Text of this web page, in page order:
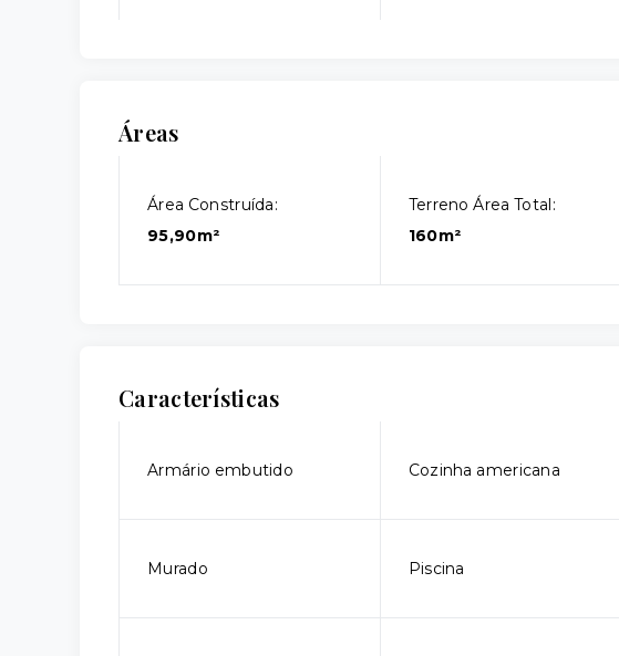
Áreas
Área Construída:
95,90m²
Terreno Área Total:
160m²
Características
Armário embutido Cozinha americana
Murado Piscina